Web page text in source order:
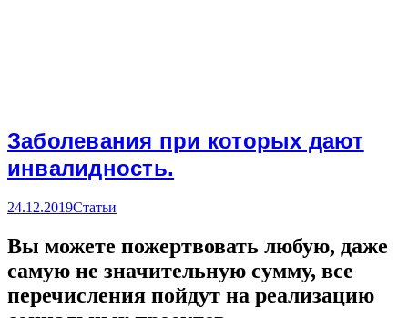
Заболевания при которых дают
инвалидность.
24.12.2019Статьи
Вы можете пожертвовать любую, даже
самую не значительную сумму, все
перечисления пойдут на реализацию